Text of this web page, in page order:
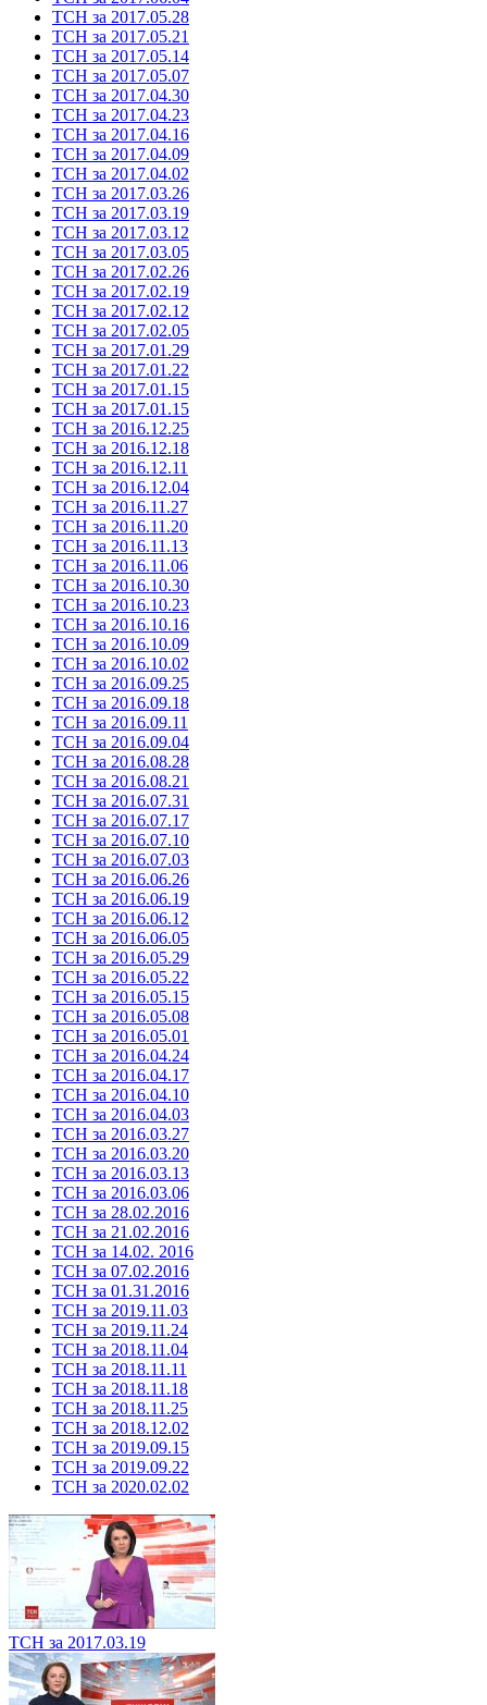
ТСН за 2017.05.28
ТСН за 2017.05.21
ТСН за 2017.05.14
ТСН за 2017.05.07
ТСН за 2017.04.30
ТСН за 2017.04.23
ТСН за 2017.04.16
ТСН за 2017.04.09
ТСН за 2017.04.02
ТСН за 2017.03.26
ТСН за 2017.03.19
ТСН за 2017.03.12
ТСН за 2017.03.05
ТСН за 2017.02.26
ТСН за 2017.02.19
ТСН за 2017.02.12
ТСН за 2017.02.05
ТСН за 2017.01.29
ТСН за 2017.01.22
ТСН за 2017.01.15
ТСН за 2017.01.15
ТСН за 2016.12.25
ТСН за 2016.12.18
ТСН за 2016.12.11
ТСН за 2016.12.04
ТСН за 2016.11.27
ТСН за 2016.11.20
ТСН за 2016.11.13
ТСН за 2016.11.06
ТСН за 2016.10.30
ТСН за 2016.10.23
ТСН за 2016.10.16
ТСН за 2016.10.09
ТСН за 2016.10.02
ТСН за 2016.09.25
ТСН за 2016.09.18
ТСН за 2016.09.11
ТСН за 2016.09.04
ТСН за 2016.08.28
ТСН за 2016.08.21
ТСН за 2016.07.31
ТСН за 2016.07.17
ТСН за 2016.07.10
ТСН за 2016.07.03
ТСН за 2016.06.26
ТСН за 2016.06.19
ТСН за 2016.06.12
ТСН за 2016.06.05
ТСН за 2016.05.29
ТСН за 2016.05.22
ТСН за 2016.05.15
ТСН за 2016.05.08
ТСН за 2016.05.01
ТСН за 2016.04.24
ТСН за 2016.04.17
ТСН за 2016.04.10
ТСН за 2016.04.03
ТСН за 2016.03.27
ТСН за 2016.03.20
ТСН за 2016.03.13
ТСН за 2016.03.06
ТСН за 28.02.2016
ТСН за 21.02.2016
ТСН за 14.02. 2016
ТСН за 07.02.2016
ТСН за 01.31.2016
ТСН за 2019.11.03
ТСН за 2019.11.24
ТСН за 2018.11.04
ТСН за 2018.11.11
ТСН за 2018.11.18
ТСН за 2018.11.25
ТСН за 2018.12.02
ТСН за 2019.09.15
ТСН за 2019.09.22
ТСН за 2020.02.02
ТСН за 2017.03.19